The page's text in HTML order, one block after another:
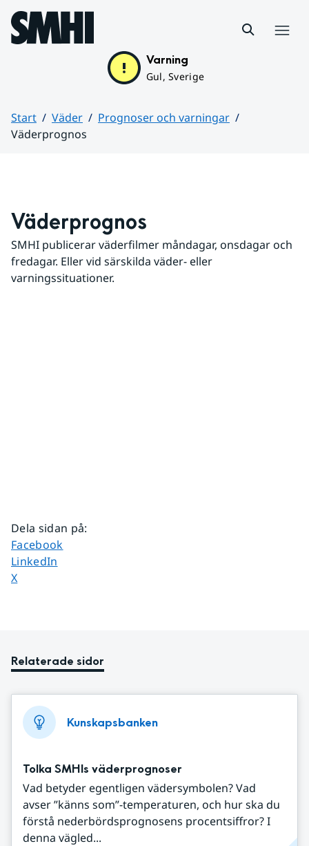
Hoppa till sidans innehåll
Varning
Gul, Sverige
Start Väder
Prognoser och varningar
Väderprognos
Väderprognos
SMHI publicerar väderfilmer måndagar, onsdagar och
fredagar. Eller vid särskilda väder- eller
varningssituationer.
Dela sidan på:
Dela sidan på
Facebook
Dela sidan på
LinkedIn
Dela sidan på
X
Relaterade sidor
Kunskapsbanken
Tolka SMHIs väderprognoser
Vad betyder egentligen vädersymbolen? Vad
avser ”känns som”-temperaturen, och hur ska du
förstå nederbördsprognosens procentsiffror? I
denna vägled...